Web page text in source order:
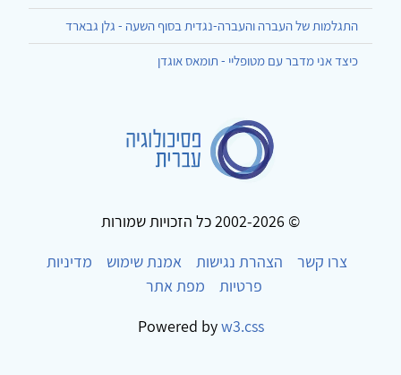
התגלמות של העברה והעברה-נגדית בסוף השעה - גלן גבארד
כיצד אני מדבר עם מטופליי - תומאס אוגדן
© 2002-2026 כל הזכויות שמורות
צרו קשר
הצהרת נגישות אמנת שימוש
מדיניות
פרטיות
מפת אתר
Powered byw3.css